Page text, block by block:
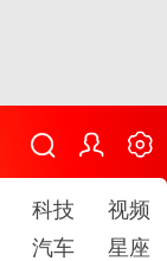
科技
视频
汽车
星座